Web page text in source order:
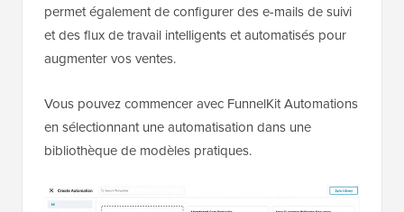
permet également de configurer des e-mails de suivi
et des flux de travail intelligents et automatisés pour
augmenter vos ventes.
Vous pouvez commencer avec FunnelKit Automations
en sélectionnant une automatisation dans une
bibliothèque de modèles pratiques.